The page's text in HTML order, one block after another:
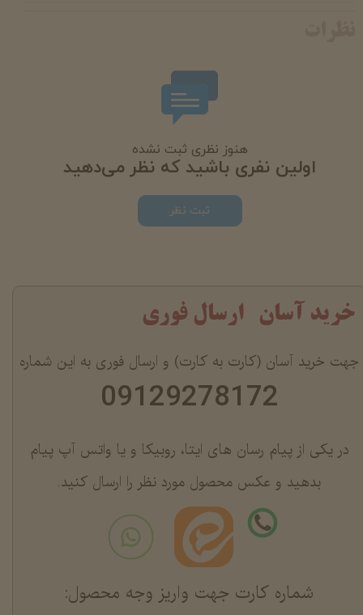
هنوز نظری ثبت نشده
اولین نفری باشید که نظر می‌دهید
ثبت نظر
خرید آسان ارسال فوری
جهت خرید آسان (کارت به کارت) و ارسال فوری به این شماره
09129278172
در یکی از پیام رسان های ایتا، روبیکا و یا واتس آپ پیام
بدهید و عکس محصول مورد نظر را ارسال کنید.
شماره کارت جهت واریز وجه محصول: